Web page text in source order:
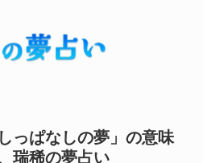
っぱなしの夢」の意味
瑞稀の夢占い